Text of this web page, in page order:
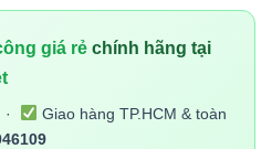
giá rẻ chính hãng tại
Giao hàng TP.HCM & toàn